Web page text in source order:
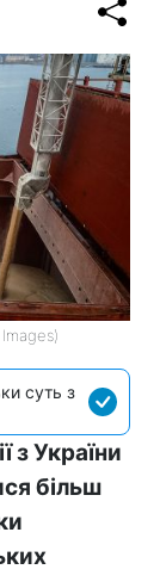
суть з
з України
більш